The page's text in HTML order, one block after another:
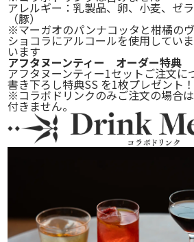
アレルギー：乳製品、卵、小麦、ゼ
（豚）
※マーガオのパンナコッタと柑橘の
ショコラにアルコールを使用してい
います
アフタヌーンティー オーダー特典
アフタヌーンティー1セットご注文に
書き下ろし特典SS を1枚プレゼント！
※コラボドリンクのみご注文の場合
付きません。